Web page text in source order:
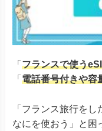
「 フランスで使う
「 電話番号付きや容
「フランス旅行を
なにを使おう」と困